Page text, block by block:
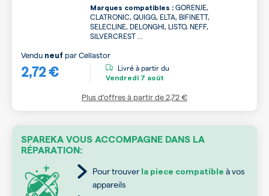
Marques compatibles : GORENJE,
CLATRONIC, QUIGG, ELTA, BIFINETT,
SELECLINE, DELONGHI, LISTO, NEFF,
SILVERCREST ...
2,72 €
Vendu neuf parCellastor
Livré à partir du
Vendredi 7 août
Plus d’offres à partir de2,72 €
SPAREKA VOUS ACCOMPAGNE DANS LA
RÉPARATION:
Pour trouver la piece compatible à vos
appareils